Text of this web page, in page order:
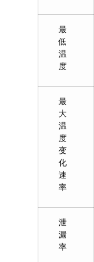
最
低
温
度
最
大
温
度
变
化
速
率
泄
漏
率